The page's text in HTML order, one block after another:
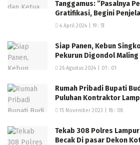
Tanggamus: ”Pasalnya
Gratifikasi, Begini
4 April 2024 | 19 : 51
Siap Panen, Kebun
Pekurun Digondol Maling
26 Agustus 2024 | 01 : 01
Rumah Pribadi Bupati
Puluhan Kontraktor
15 November 2023 | 18 : 08
Tekab 308 Polres
Becak Di pasar Dekon